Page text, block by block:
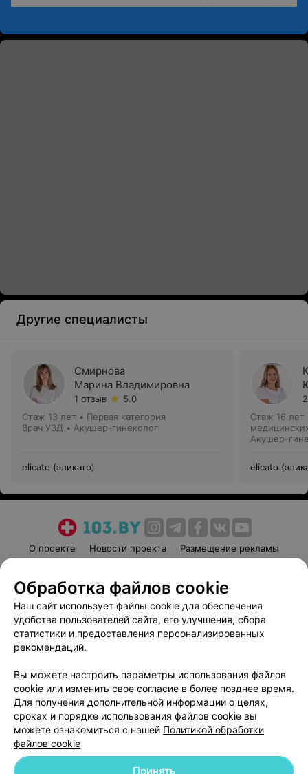
Другие специалисты
Смирнова
Марина Владимировна
1 отзыв
5.0
Стаж 13 лет • Первая категория
Врач УЗД • Акушер-гинеколог
elicato (эликато)
Стаж 16 лет
Акушер-
elicato
О проекте Новости проекта
Размещение рекламы
Пользовательское соглашение
Способы оплаты
Вакансии
Партнеры
Написать руководителю 103.by
Обработка персональных данных
Обработка файлов cookie
Наш сайт использует файлы cookie для обеспечения
удобства пользователей сайта, его улучшения, сбора
статистики и предоставления персонализированных
рекомендаций.
Вы можете настроить параметры использования файлов
cookie или изменить свое согласие в более позднее время.
Для получения дополнительной информации о целях,
сроках и порядке использования файлов cookie вы
можете ознакомиться с нашей Политикой обработки
файлов cookie
Принять